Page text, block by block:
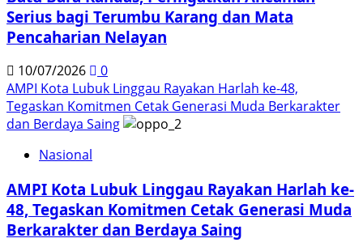
Serius bagi Terumbu Karang dan Mata
Pencaharian Nelayan
10/07/2026
0
AMPI Kota Lubuk Linggau Rayakan Harlah ke-48,
Tegaskan Komitmen Cetak Generasi Muda Berkarakter
dan Berdaya Saing
Nasional
AMPI Kota Lubuk Linggau Rayakan Harlah ke-
48, Tegaskan Komitmen Cetak Generasi Muda
Berkarakter dan Berdaya Saing